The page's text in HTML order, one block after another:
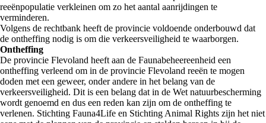
reeënpopulatie verkleinen om zo het aantal aanrijdingen te
verminderen.
Volgens de rechtbank heeft de provincie voldoende onderbouwd dat
de ontheffing nodig is om die verkeersveiligheid te waarborgen.
Ontheffing
De provincie Flevoland heeft aan de Faunabeheereenheid een
ontheffing verleend om in de provincie Flevoland reeën te mogen
doden met een geweer, onder andere in het belang van de
verkeersveiligheid. Dit is een belang dat in de Wet natuurbescherming
wordt genoemd en dus een reden kan zijn om de ontheffing te
verlenen. Stichting Fauna4Life en Stichting Animal Rights zijn het niet